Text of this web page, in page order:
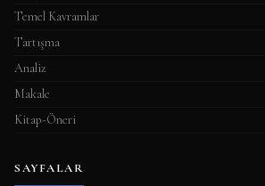
Temel Kavramlar
Tartışma
Analiz
Makale
Kitap-Öneri
SAYFALAR